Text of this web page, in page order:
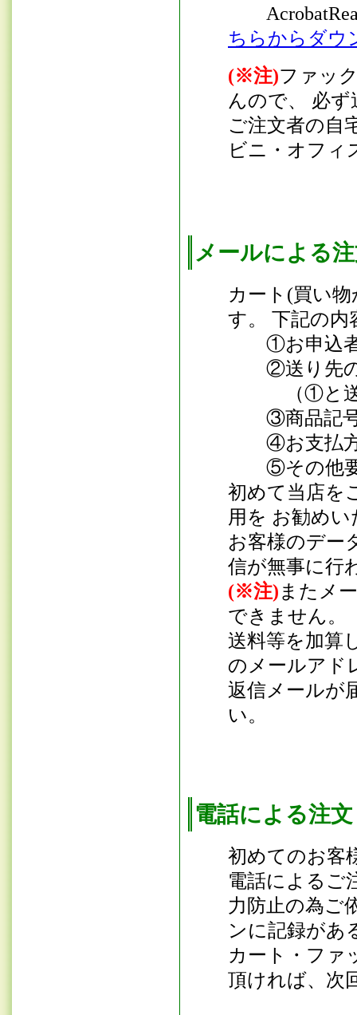
ちらからダウ
(※注)ファッ
んので、 必
ご注文者の自
ビニ・オフィ
メールによる
カート(買い
す。 下記の内
①お申込者
②送り先の
（①と送り
③商品記号
④お支払
⑤その他要
初めて当店を
用を お勧め
お客様のデー
信が無事に行
(※注) またメ
できません。
送料等を加算
のメールアド
返信メールが
い。
電話による
初めてのお客
電話によるご
力防止の為ご
ンに記録があ
カート・ファ
頂ければ、次